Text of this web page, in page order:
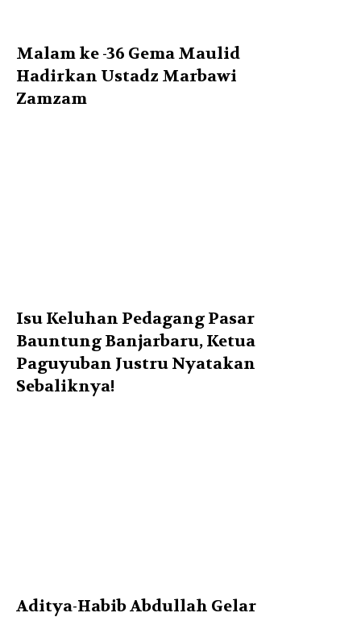
Malam ke -36 Gema Maulid
Hadirkan Ustadz Marbawi
Zamzam
Isu Keluhan Pedagang Pasar
Bauntung Banjarbaru, Ketua
Paguyuban Justru Nyatakan
Sebaliknya!
Aditya-Habib Abdullah Gelar